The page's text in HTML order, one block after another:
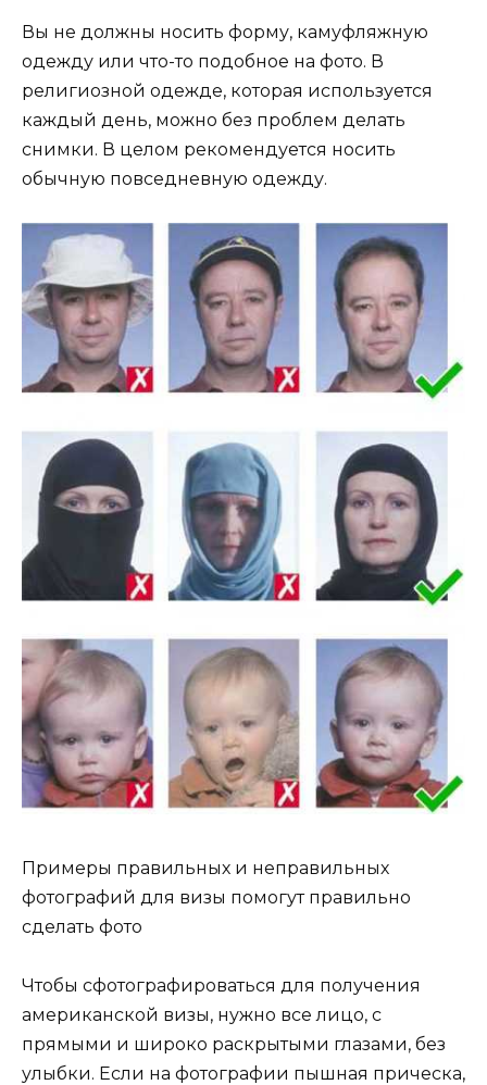
Вы не должны носить форму, камуфляжную
одежду или что-то подобное на фото. В
религиозной одежде, которая используется
каждый день, можно без проблем делать
снимки. В целом рекомендуется носить
обычную повседневную одежду.
Примеры правильных и неправильных
фотографий для визы помогут правильно
сделать фото
Чтобы сфотографироваться для получения
американской визы, нужно все лицо, с
прямыми и широко раскрытыми глазами, без
улыбки. Если на фотографии пышная прическа,